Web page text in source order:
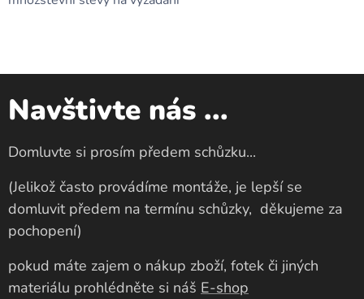
Navštivte nás ...
Domluvte si prosím předem schůzku...
(Jelikož často provádíme montáže, je lepší se
domluvit předem na termínu schůzky, děkujeme za
pochopení)
pokud máte zajem o nákup zboží, fotek či jiných
materiálu prohlédněte si náš E-shop